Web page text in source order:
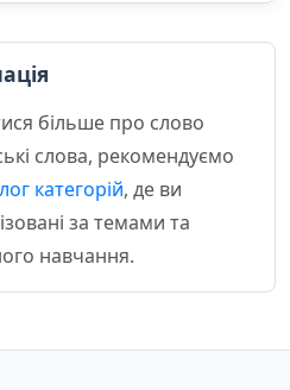
більше про слово
слова, рекомендуємо
категорій, де ви
за темами та
навчання.